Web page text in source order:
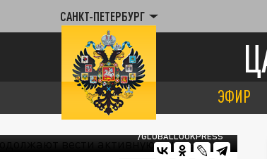
САНКТ-ПЕТЕРБУРГ
ЭФИР
/GLOBALLOOKPRESS